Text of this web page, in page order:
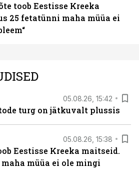
toob Eestisse Kreeka
25 fetatünni maha müüa ei
05.08.26, 15:42
turg on jätkuvalt plussis
05.08.26, 15:38
Eestisse Kreeka maitseid.
müüa ei ole mingi